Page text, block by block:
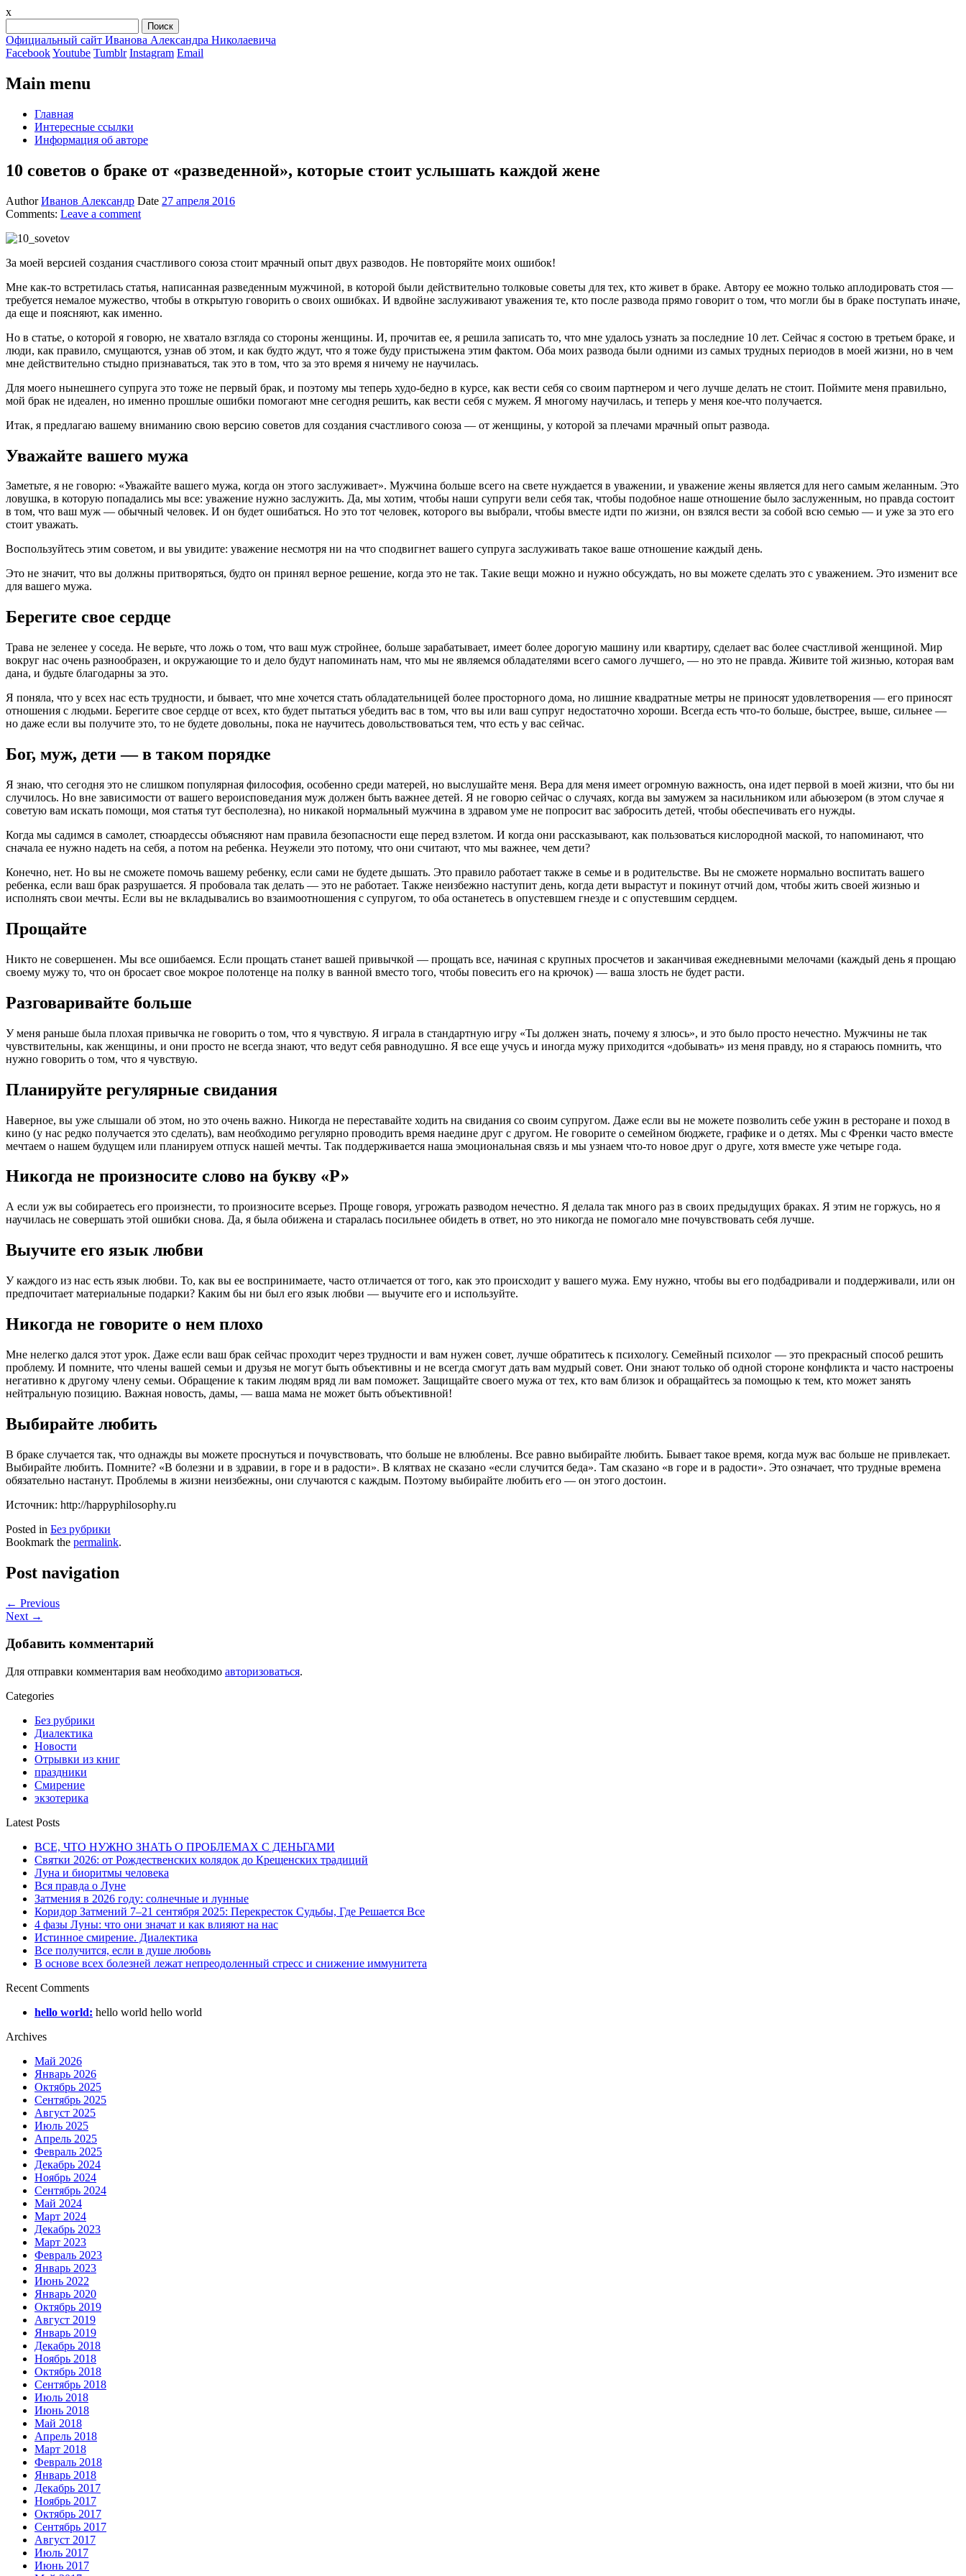
x
Официальный сайт Иванова Александра Николаевича
FacebookYoutube Tumblr Instagram Email
Main menu
Skip
content
Главная
Интересные ссылки
Информация об авторе
10 советов о браке от «разведенной», которые стоит услышать каждой жене
AuthorИванов Александр Date 27 апреля 2016
Comments: Leave a comment
За моей версией создания счастливого союза стоит мрачный опыт двух разводов. Не повторяйте моих ошибок!
Мне как-то встретилась статья, написанная разведенным мужчиной, в которой были действительно толковые советы для тех, кто живет в браке. Автору ее можно только аплодировать стоя —
требуется немалое мужество, чтобы в открытую говорить о своих ошибках. И вдвойне заслуживают уважения те, кто после развода прямо говорит о том, что могли бы в браке поступать иначе,
да еще и поясняют, как именно.
Но в статье, о которой я говорю, не хватало взгляда со стороны женщины. И, прочитав ее, я решила записать то, что мне удалось узнать за последние 10 лет. Сейчас я состою в третьем браке, и
люди, как правило, смущаются, узнав об этом, и как будто ждут, что я тоже буду пристыжена этим фактом. Оба моих развода были одними из самых трудных периодов в моей жизни, но в чем
мне действительно стыдно признаваться, так это в том, что за это время я ничему не научилась.
Для моего нынешнего супруга это тоже не первый брак, и поэтому мы теперь худо-бедно в курсе, как вести себя со своим партнером и чего лучше делать не стоит. Поймите меня правильно,
мой брак не идеален, но именно прошлые ошибки помогают мне сегодня решить, как вести себя с мужем. Я многому научилась, и теперь у меня кое-что получается.
Итак, я предлагаю вашему вниманию свою версию советов для создания счастливого союза — от женщины, у которой за плечами мрачный опыт развода.
Уважайте вашего мужа
Заметьте, я не говорю: «Уважайте вашего мужа, когда он этого заслуживает». Мужчина больше всего на свете нуждается в уважении, и уважение жены является для него самым желанным. Это
ловушка, в которую попадались мы все: уважение нужно заслужить. Да, мы хотим, чтобы наши супруги вели себя так, чтобы подобное наше отношение было заслуженным, но правда состоит
в том, что ваш муж — обычный человек. И он будет ошибаться. Но это тот человек, которого вы выбрали, чтобы вместе идти по жизни, он взялся вести за собой всю семью — и уже за это его
стоит уважать.
Воспользуйтесь этим советом, и вы увидите: уважение несмотря ни на что сподвигнет вашего супруга заслуживать такое ваше отношение каждый день.
Это не значит, что вы должны притворяться, будто он принял верное решение, когда это не так. Такие вещи можно и нужно обсуждать, но вы можете сделать это с уважением. Это изменит все
для вашего мужа.
Берегите свое сердце
Трава не зеленее у соседа. Не верьте, что ложь о том, что ваш муж стройнее, больше зарабатывает, имеет более дорогую машину или квартиру, сделает вас более счастливой женщиной. Мир
вокруг нас очень разнообразен, и окружающие то и дело будут напоминать нам, что мы не являемся обладателями всего самого лучшего, — но это не правда. Живите той жизнью, которая вам
дана, и будьте благодарны за это.
Я поняла, что у всех нас есть трудности, и бывает, что мне хочется стать обладательницей более просторного дома, но лишние квадратные метры не приносят удовлетворения — его приносят
отношения с людьми. Берегите свое сердце от всех, кто будет пытаться убедить вас в том, что вы или ваш супруг недостаточно хороши. Всегда есть что-то больше, быстрее, выше, сильнее —
но даже если вы получите это, то не будете довольны, пока не научитесь довольствоваться тем, что есть у вас сейчас.
Бог, муж, дети — в таком порядке
Я знаю, что сегодня это не слишком популярная философия, особенно среди матерей, но выслушайте меня. Вера для меня имеет огромную важность, она идет первой в моей жизни, что бы ни
случилось. Но вне зависимости от вашего вероисповедания муж должен быть важнее детей. Я не говорю сейчас о случаях, когда вы замужем за насильником или абьюзером (в этом случае я
советую вам искать помощи, моя статья тут бесполезна), но никакой нормальный мужчина в здравом уме не попросит вас забросить детей, чтобы обеспечивать его нужды.
Когда мы садимся в самолет, стюардессы объясняют нам правила безопасности еще перед взлетом. И когда они рассказывают, как пользоваться кислородной маской, то напоминают, что
сначала ее нужно надеть на себя, а потом на ребенка. Неужели это потому, что они считают, что мы важнее, чем дети?
Конечно, нет. Но вы не сможете помочь вашему ребенку, если сами не будете дышать. Это правило работает также в семье и в родительстве. Вы не сможете нормально воспитать вашего
ребенка, если ваш брак разрушается. Я пробовала так делать — это не работает. Также неизбежно наступит день, когда дети вырастут и покинут отчий дом, чтобы жить своей жизнью и
исполнять свои мечты. Если вы не вкладывались во взаимоотношения с супругом, то оба останетесь в опустевшем гнезде и с опустевшим сердцем.
Прощайте
Никто не совершенен. Мы все ошибаемся. Если прощать станет вашей привычкой — прощать все, начиная с крупных просчетов и заканчивая ежедневными мелочами (каждый день я прощаю
своему мужу то, что он бросает свое мокрое полотенце на полку в ванной вместо того, чтобы повесить его на крючок) — ваша злость не будет расти.
Разговаривайте больше
У меня раньше была плохая привычка не говорить о том, что я чувствую. Я играла в стандартную игру «Ты должен знать, почему я злюсь», и это было просто нечестно. Мужчины не так
чувствительны, как женщины, и они просто не всегда знают, что ведут себя равнодушно. Я все еще учусь и иногда мужу приходится «добывать» из меня правду, но я стараюсь помнить, что
нужно говорить о том, что я чувствую.
Планируйте регулярные свидания
Наверное, вы уже слышали об этом, но это очень важно. Никогда не переставайте ходить на свидания со своим супругом. Даже если вы не можете позволить себе ужин в ресторане и поход в
кино (у нас редко получается это сделать), вам необходимо регулярно проводить время наедине друг с другом. Не говорите о семейном бюджете, графике и о детях. Мы с Френки часто вместе
мечтаем о нашем будущем или планируем отпуск нашей мечты. Так поддерживается наша эмоциональная связь и мы узнаем что-то новое друг о друге, хотя вместе уже четыре года.
Никогда не произносите слово на букву «Р»
А если уж вы собираетесь его произнести, то произносите всерьез. Проще говоря, угрожать разводом нечестно. Я делала так много раз в своих предыдущих браках. Я этим не горжусь, но я
научилась не совершать этой ошибки снова. Да, я была обижена и старалась посильнее обидеть в ответ, но это никогда не помогало мне почувствовать себя лучше.
Выучите его язык любви
У каждого из нас есть язык любви. То, как вы ее воспринимаете, часто отличается от того, как это происходит у вашего мужа. Ему нужно, чтобы вы его подбадривали и поддерживали, или он
предпочитает материальные подарки? Каким бы ни был его язык любви — выучите его и используйте.
Никогда не говорите о нем плохо
Мне нелегко дался этот урок. Даже если ваш брак сейчас проходит через трудности и вам нужен совет, лучше обратитесь к психологу. Семейный психолог — это прекрасный способ решить
проблему. И помните, что члены вашей семьи и друзья не могут быть объективны и не всегда смогут дать вам мудрый совет. Они знают только об одной стороне конфликта и часто настроены
негативно к другому члену семьи. Обращение к таким людям вряд ли вам поможет. Защищайте своего мужа от тех, кто вам близок и обращайтесь за помощью к тем, кто может занять
нейтральную позицию. Важная новость, дамы, — ваша мама не может быть объективной!
Выбирайте любить
В браке случается так, что однажды вы можете проснуться и почувствовать, что больше не влюблены. Все равно выбирайте любить. Бывает такое время, когда муж вас больше не привлекает.
Выбирайте любить. Помните? «В болезни и в здравии, в горе и в радости». В клятвах не сказано «если случится беда». Там сказано «в горе и в радости». Это означает, что трудные времена
обязательно настанут. Проблемы в жизни неизбежны, они случаются с каждым. Поэтому выбирайте любить его — он этого достоин.
Источник: http://happyphilosophy.ru
Posted in Без рубрики
Bookmark the permalink.
Post navigation
← Previous
Next →
Добавить комментарий
Для отправки комментария вам необходимо авторизоваться.
Categories
Без рубрики
Диалектика
Новости
Отрывки из книг
праздники
Смирение
экзотерика
Latest Posts
ВСЕ, ЧТО НУЖНО ЗНАТЬ О ПРОБЛЕМАХ С ДЕНЬГАМИ
Святки 2026: от Рождественских колядок до Крещенских традиций
Луна и биоритмы человека
Вся правда о Луне
Затмения в 2026 году: солнечные и лунные
Коридор Затмений 7–21 сентября 2025: Перекресток Судьбы, Где Решается Все
4 фазы Луны: что они значат и как влияют на нас
Истинное смирение. Диалектика
Все получится, если в душе любовь
В основе всех болезней лежат непреодоленный стресс и снижение иммунитета
Recent Comments
hello world: hello world hello world
Archives
Май 2026
Январь 2026
Октябрь 2025
Сентябрь 2025
Август 2025
Июль 2025
Апрель 2025
Февраль 2025
Декабрь 2024
Ноябрь 2024
Сентябрь 2024
Май 2024
Март 2024
Декабрь 2023
Март 2023
Февраль 2023
Январь 2023
Июнь 2022
Январь 2020
Октябрь 2019
Август 2019
Январь 2019
Декабрь 2018
Ноябрь 2018
Октябрь 2018
Сентябрь 2018
Июль 2018
Июнь 2018
Май 2018
Апрель 2018
Март 2018
Февраль 2018
Январь 2018
Декабрь 2017
Ноябрь 2017
Октябрь 2017
Сентябрь 2017
Август 2017
Июль 2017
Июнь 2017